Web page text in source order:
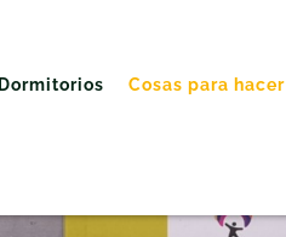
Dormitorios Cosas para hacer